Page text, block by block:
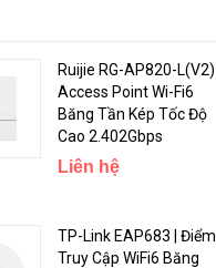
Ruijie RG-AP820-L(V2) |
Access Point Wi-Fi6
Băng Tần Kép Tốc Độ
Cao 2.402Gbps
Liên hệ
TP-Link EAP683 | Điểm
Truy Cập WiFi6 Băng